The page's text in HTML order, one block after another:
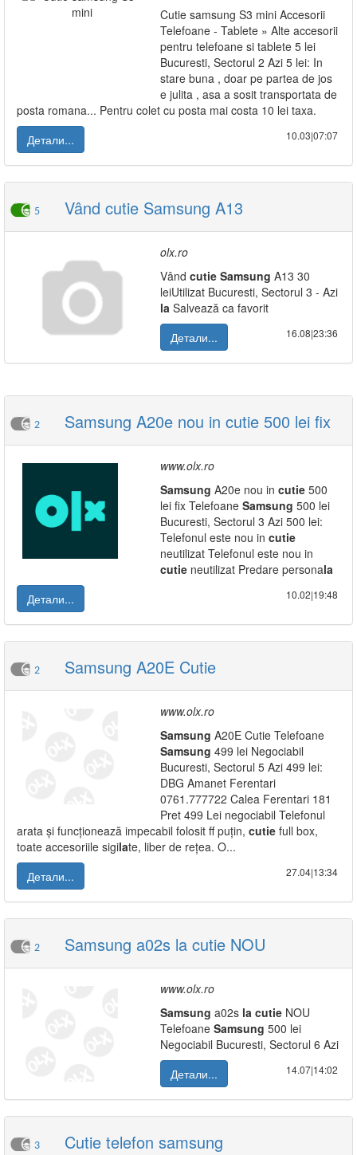
Cutie samsung S3 mini Accesorii
Telefoane - Tablete » Alte accesorii
pentru telefoane si tablete 5 lei
Bucuresti, Sectorul 2 Azi 5 lei: In
stare buna , doar pe partea de jos
e julita , asa a sosit transportata de
posta romana... Pentru colet cu posta mai costa 10 lei taxa.
Детали...
10.03|07:07
5 Vând cutie Samsung A13
olx.ro
Vând cutie Samsung A13 30
leiUtilizat Bucuresti, Sectorul 3 - Azi
la Salvează ca favorit
Детали...
16.08|23:36
2 Samsung A20e nou in cutie 500 lei fix
www.olx.ro
Samsung A20e nou in cutie 500
lei fix Telefoane Samsung 500 lei
Bucuresti, Sectorul 3 Azi 500 lei:
Telefonul este nou in cutie
neutilizat Telefonul este nou in
cutie neutilizat Predare personala
Детали...
10.02|19:48
2 Samsung A20E Cutie
www.olx.ro
Samsung A20E Cutie Telefoane
Samsung 499 lei Negociabil
Bucuresti, Sectorul 5 Azi 499 lei:
DBG Amanet Ferentari
0761.777722 Calea Ferentari 181
Pret 499 Lei negociabil Telefonul
arata și funcționează impecabil folosit ff puțin, cutie full box,
toate accesoriile sigilate, liber de rețea. O...
Детали...
27.04|13:34
2 Samsung a02s la cutie NOU
www.olx.ro
Samsung a02s la cutie NOU
Telefoane Samsung 500 lei
Negociabil Bucuresti, Sectorul 6 Azi
Детали...
14.07|14:02
3 Cutie telefon samsung